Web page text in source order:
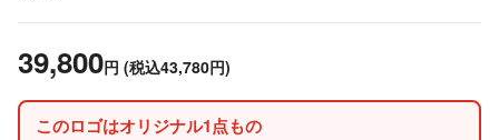
39,800円 (税込43,780円)
このロゴはオリジナル1点もの